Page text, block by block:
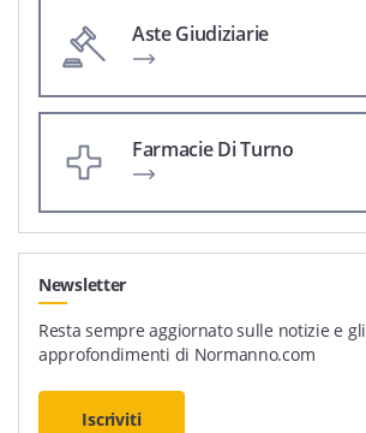
Aste Giudiziarie
Farmacie Di Turno
Newsletter
Resta sempre aggiornato sulle notizie e gli
approfondimenti di Normanno.com
Iscriviti